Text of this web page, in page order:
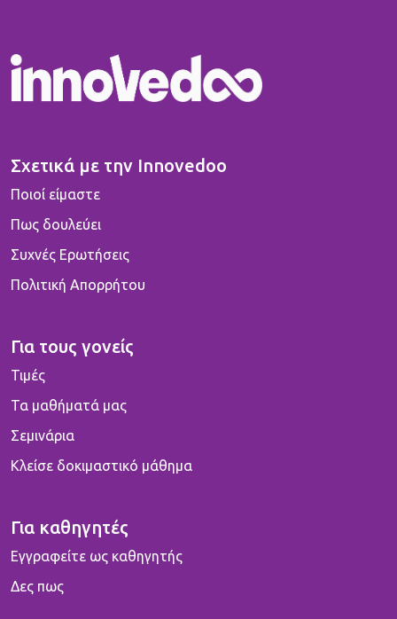
Σχετικά με την Innovedoo
Ποιοί είμαστε
Πως δουλεύει
Συχνές Ερωτήσεις
Πολιτική Απορρήτου
Για τους γονείς
Τιμές
Τα μαθήματά μας
Σεμινάρια
Κλείσε δοκιμαστικό μάθημα
Για καθηγητές
Εγγραφείτε ως καθηγητής
Δες πως